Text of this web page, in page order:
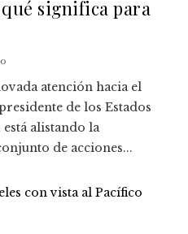
significa para
atención hacia el
de los Estados
alistando la
de acciones...